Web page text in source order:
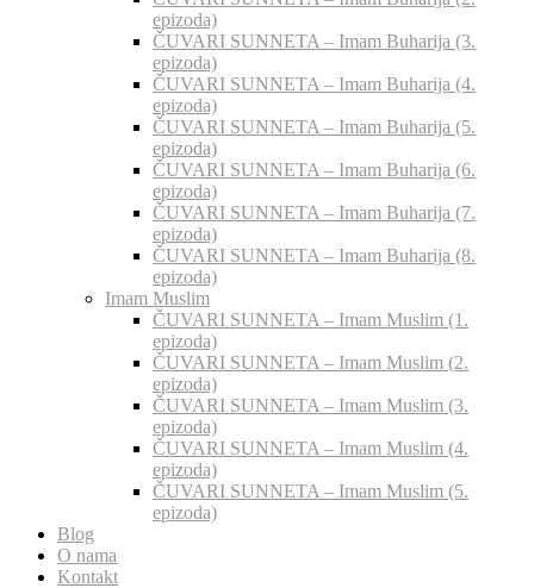
epizoda)
ČUVARI SUNNETA – Imam Buharija (3.
epizoda)
ČUVARI SUNNETA – Imam Buharija (4.
epizoda)
ČUVARI SUNNETA – Imam Buharija (5.
epizoda)
ČUVARI SUNNETA – Imam Buharija (6.
epizoda)
ČUVARI SUNNETA – Imam Buharija (7.
epizoda)
ČUVARI SUNNETA – Imam Buharija (8.
epizoda)
Imam Muslim
ČUVARI SUNNETA – Imam Muslim (1.
epizoda)
ČUVARI SUNNETA – Imam Muslim (2.
epizoda)
ČUVARI SUNNETA – Imam Muslim (3.
epizoda)
ČUVARI SUNNETA – Imam Muslim (4.
epizoda)
ČUVARI SUNNETA – Imam Muslim (5.
epizoda)
Blog
O nama
Kontakt